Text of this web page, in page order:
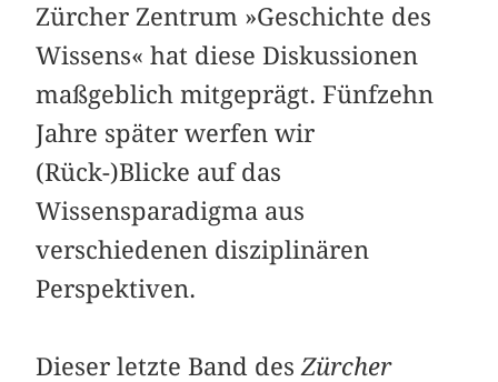
Zürcher Zentrum »Geschichte des
Wissens« hat diese Diskussionen
maßgeblich mitgeprägt. Fünfzehn
Jahre später werfen wir
(Rück-)Blicke auf das
Wissensparadigma aus
verschiedenen disziplinären
Perspektiven.
Dieser letzte Band desZürcher